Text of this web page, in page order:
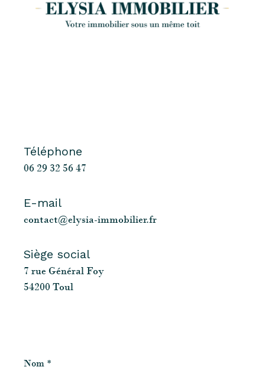
Téléphone
06 29 32 56 47
E-mail
contact@elysia-immobilier.fr
Siège social
7 rue Général Foy
54200 Toul
*